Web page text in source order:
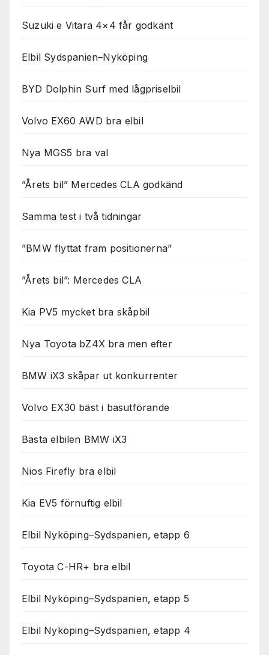
Suzuki e Vitara 4×4 får godkänt
Elbil Sydspanien–Nyköping
BYD Dolphin Surf med lågpriselbil
Volvo EX60 AWD bra elbil
Nya MGS5 bra val
”Årets bil” Mercedes CLA godkänd
Samma test i två tidningar
”BMW flyttat fram positionerna”
”Årets bil”: Mercedes CLA
Kia PV5 mycket bra skåpbil
Nya Toyota bZ4X bra men efter
BMW iX3 skåpar ut konkurrenter
Volvo EX30 bäst i basutförande
Bästa elbilen BMW iX3
Nios Firefly bra elbil
Kia EV5 förnuftig elbil
Elbil Nyköping–Sydspanien, etapp 6
Toyota C-HR+ bra elbil
Elbil Nyköping–Sydspanien, etapp 5
Elbil Nyköping–Sydspanien, etapp 4